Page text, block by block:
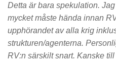
Detta är bara spekulation.
mycket måste hända innan
upphörandet av alla krig
strukturen/agenterna.
RV:n särskilt snart. Kanske